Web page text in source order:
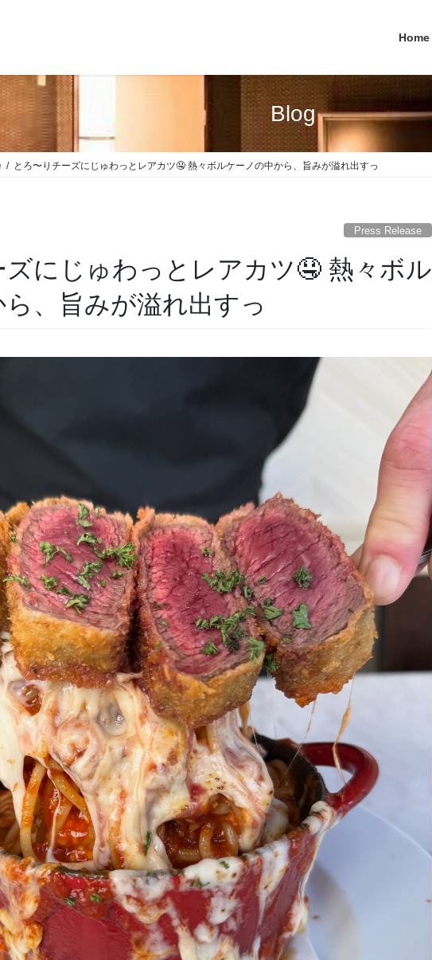
Home
Blog
とろ〜りチーズにじゅわっとレアカツ🤤 熱々ボルケーノの中から、旨みが溢れ出すっ
Press Release
ズにじゅわっとレアカツ🤤 熱々ボル
、旨みが溢れ出すっ